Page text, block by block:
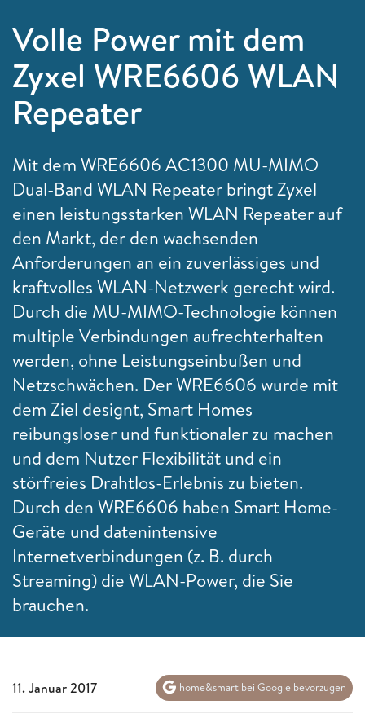
Volle Power mit dem
Zyxel WRE6606 WLAN
Repeater
Mit dem WRE6606 AC1300 MU-MIMO
Dual-Band WLAN Repeater bringtZyxel
einen leistungsstarken WLAN Repeater auf
den Markt, der den wachsenden
Anforderungen an ein zuverlässiges und
kraftvolles WLAN-Netzwerk gerecht wird.
Durch die MU-MIMO-Technologie können
multiple Verbindungen aufrechterhalten
werden, ohne Leistungseinbußen und
Netzschwächen. Der WRE6606 wurde mit
dem Ziel designt, Smart Homes
reibungsloser und funktionaler zu machen
und dem Nutzer Flexibilität und ein
störfreies Drahtlos-Erlebnis zu bieten.
Durch den WRE6606 haben Smart Home-
Geräte und datenintensive
Internetverbindungen (z. B. durch
Streaming) die WLAN-Power, die Sie
brauchen.
11. Januar 2017 home&smart bei Google bevorzugen